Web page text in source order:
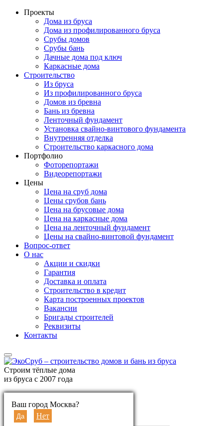
Проекты
Дома из бруса
Дома из профилированного бруса
Срубы домов
Срубы бань
Дачные дома под ключ
Каркасные дома
Строительство
Из бруса
Из профилированного бруса
Домов из бревна
Бань из бревна
Ленточный фундамент
Установка свайно-винтового фундамента
Внутренняя отделка
Строительство каркасного дома
Портфолио
Фоторепортажи
Видеорепортажи
Цены
Цена на cруб дома
Цены срубов бань
Цена на брусовые дома
Цена на каркасные дома
Цена на ленточный фундамент
Цены на свайно-винтовой фундамент
Вопрос-ответ
О нас
Акции и скидки
Гарантия
Доставка и оплата
Строительство в кредит
Карта построенных проектов
Вакансии
Бригады строителей
Реквизиты
Контакты
Строим тёплые дома
из бруса с 2007 года
Ваш город:
Ваш город Москва?
Да Нет
Выберите город